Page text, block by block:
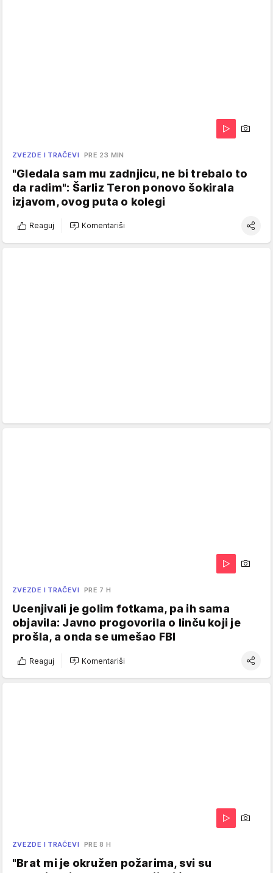
ZVEZDE I TRAČEVI PRE 23 MIN
"Gledala sam mu zadnjicu, ne bi trebalo to
da radim": Šarliz Teron ponovo šokirala
izjavom, ovog puta o kolegi
Reaguj Komentariši
ZVEZDE I TRAČEVI PRE 7 H
Ucenjivali je golim fotkama, pa ih sama
objavila: Javno progovorila o linču koji je
prošla, a onda se umešao FBI
Reaguj Komentariši
ZVEZDE I TRAČEVI PRE 8 H
"Brat mi je okružen požarima, svi su